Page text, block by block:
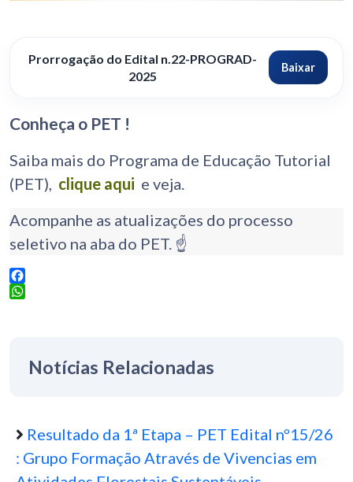
Prorrogação do Edital n.22-PROGRAD-
2025
Baixar
Conheça o PET !
Saiba mais do Programa de Educação Tutorial
(PET), clique aqui e veja.
Acompanhe as atualizações do processo
seletivo na aba do PET. ☝️
Facebook
Notícias Relacionadas
Resultado da 1ª Etapa – PET Edital nº15/26
: Grupo Formação Através de Vivencias em